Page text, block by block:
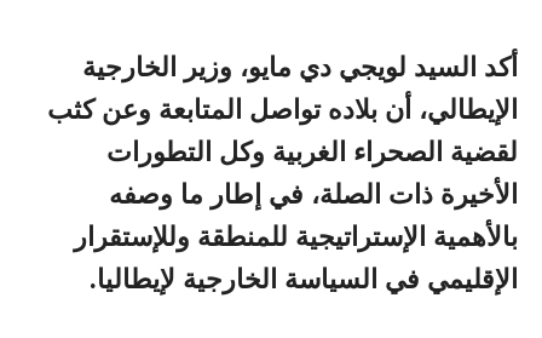
أكد السيد لويجي دي مايو، وزير الخارجية
الإيطالي، أن بلاده تواصل المتابعة وعن كثب
لقضية الصحراء الغربية وكل التطورات
الأخيرة ذات الصلة، في إطار ما وصفه
بالأهمية الإستراتيجية للمنطقة وللإستقرار
الإقليمي في السياسة الخارجية لإيطاليا.